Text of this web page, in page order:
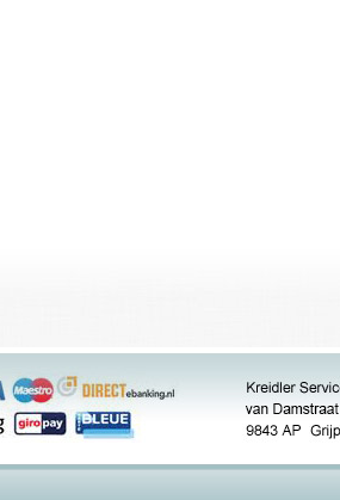
(Copyright © Kreidler Service Nederland)